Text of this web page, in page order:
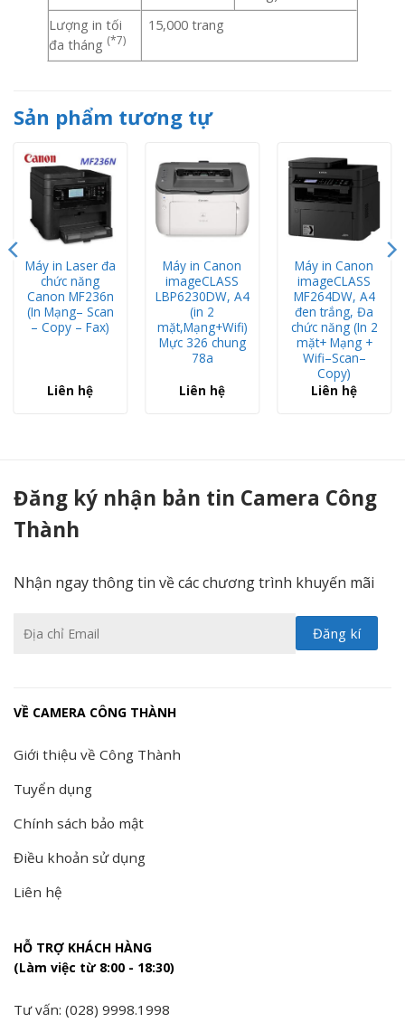
Lượng in tối
đa tháng (*7)
15,000 trang
Sản phẩm tương tự
Máy in Laser đa
chức năng
Canon MF236n
(In Mạng– Scan
– Copy – Fax)
Liên hệ
Máy in Canon
imageCLASS
LBP6230DW, A4
(in 2
mặt,Mạng+Wifi)
Mực 326 chung
78a
Liên hệ
Máy in Canon
imageCLASS
MF264DW, A4
đen trắng, Đa
chức năng (In 2
mặt+ Mạng +
Wifi–Scan–
Copy)
Liên hệ
Đăng ký nhận bản tin Camera Công
Thành
Nhận ngay thông tin về các chương trình khuyến mãi
VỀ CAMERA CÔNG THÀNH
Giới thiệu về Công Thành
Tuyển dụng
Chính sách bảo mật
Điều khoản sử dụng
Liên hệ
HỖ TRỢ KHÁCH HÀNG
(Làm việc từ 8:00 - 18:30)
Tư vấn: (028) 9998.1998